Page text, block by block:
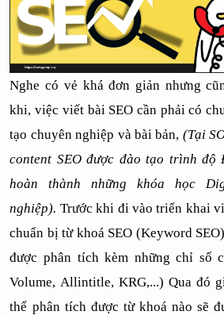
Nghe có vẻ khá đơn giản nhưng
khi, việc viết bài SEO cần phải có
tạo chuyên nghiệp và bài bản, (Tại
content SEO được đào tạo trình
hoàn thành những khóa học
nghiệp). Trước khi đi vào triển khai
chuẩn bị từ khoá SEO (Keyword
được phân tích kèm những chỉ số
Volume, Allintitle, KRG,...) Qua đó
thể phân tích được từ khoá nào sẽ